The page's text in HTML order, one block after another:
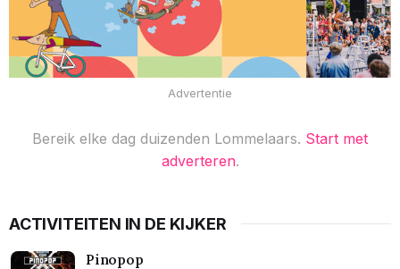
Advertentie
Bereik elke dag duizenden Lommelaars. Start met
adverteren.
ACTIVITEITEN IN DE KIJKER
Pinopop